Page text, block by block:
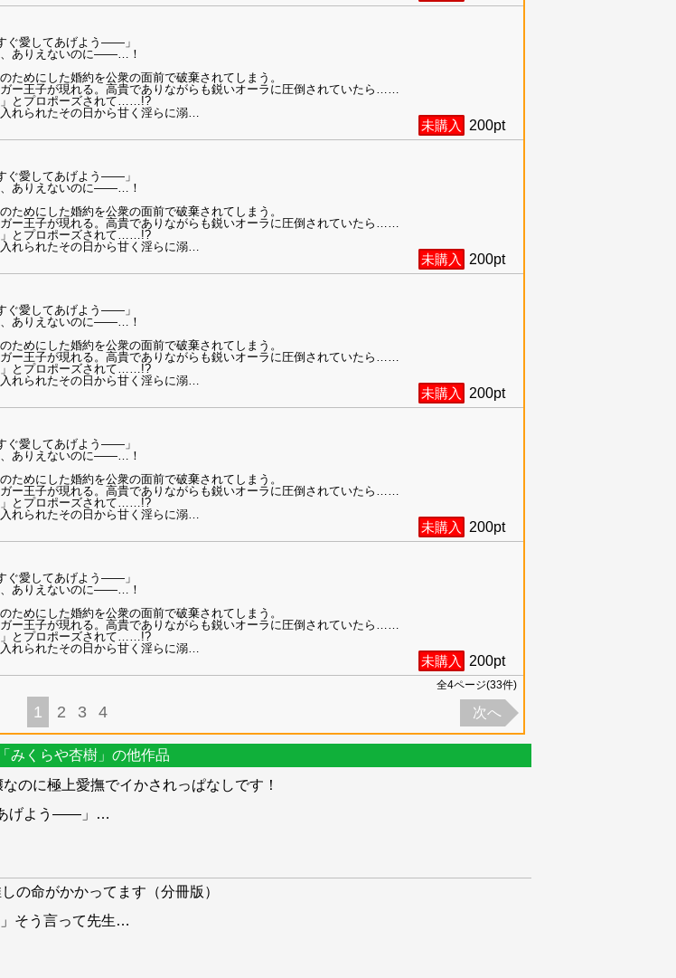
ぐ愛してあげよう――」
、ありえないのに――…！
めにした婚約を公衆の面前で破棄されてしまう。
ー王子が現れる。高貴でありながらも鋭いオーラに圧倒されていたら……
」とプロポーズされて……!?
れられたその日から甘く淫らに溺
未購入 200pt
ぐ愛してあげよう――」
、ありえないのに――…！
めにした婚約を公衆の面前で破棄されてしまう。
ー王子が現れる。高貴でありながらも鋭いオーラに圧倒されていたら……
」とプロポーズされて……!?
れられたその日から甘く淫らに溺
未購入 200pt
ぐ愛してあげよう――」
、ありえないのに――…！
めにした婚約を公衆の面前で破棄されてしまう。
ー王子が現れる。高貴でありながらも鋭いオーラに圧倒されていたら……
」とプロポーズされて……!?
れられたその日から甘く淫らに溺
未購入 200pt
ぐ愛してあげよう――」
、ありえないのに――…！
めにした婚約を公衆の面前で破棄されてしまう。
ー王子が現れる。高貴でありながらも鋭いオーラに圧倒されていたら……
」とプロポーズされて……!?
れられたその日から甘く淫らに溺
未購入 200pt
ぐ愛してあげよう――」
、ありえないのに――…！
めにした婚約を公衆の面前で破棄されてしまう。
ー王子が現れる。高貴でありながらも鋭いオーラに圧倒されていたら……
」とプロポーズされて……!?
れられたその日から甘く淫らに溺
未購入 200pt
全4ページ(33件)
1 2 3 4 次へ
みくらや杏樹」の他作品
のに極上愛撫でイかされっぱなしです！
げよう――」
…
の命がかかってます（分冊版）
そう言って先生…